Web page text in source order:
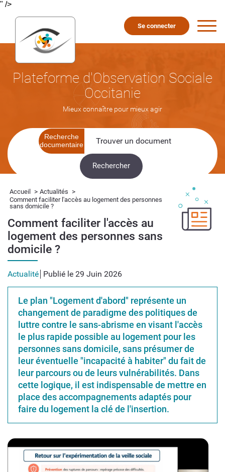
" />
Se connecter
Plateforme d'Observation Sociale
Occitanie
Mieux connaître pour mieux agir
Recherche
documentaire
Accueil > Actualités >
Comment faciliter l'accès au logement des personnes
sans domicile ?
Comment faciliter l'accès au
logement des personnes sans
domicile ?
Actualité Publié le 29 Juin 2026
Le plan "Logement d'abord" représente un
changement de paradigme des politiques de
luttre contre le sans-abrisme en visant l'accès
le plus rapide possible au logement pour les
personnes sans domicile, sans présumer de
leur éventuelle "incapacité à habiter" du fait de
leur parcours ou de leurs vulnérabilités. Dans
cette logique, il est indispensable de mettre en
place des accompagnements adaptés pour
faire du logement la clé de l'insertion.